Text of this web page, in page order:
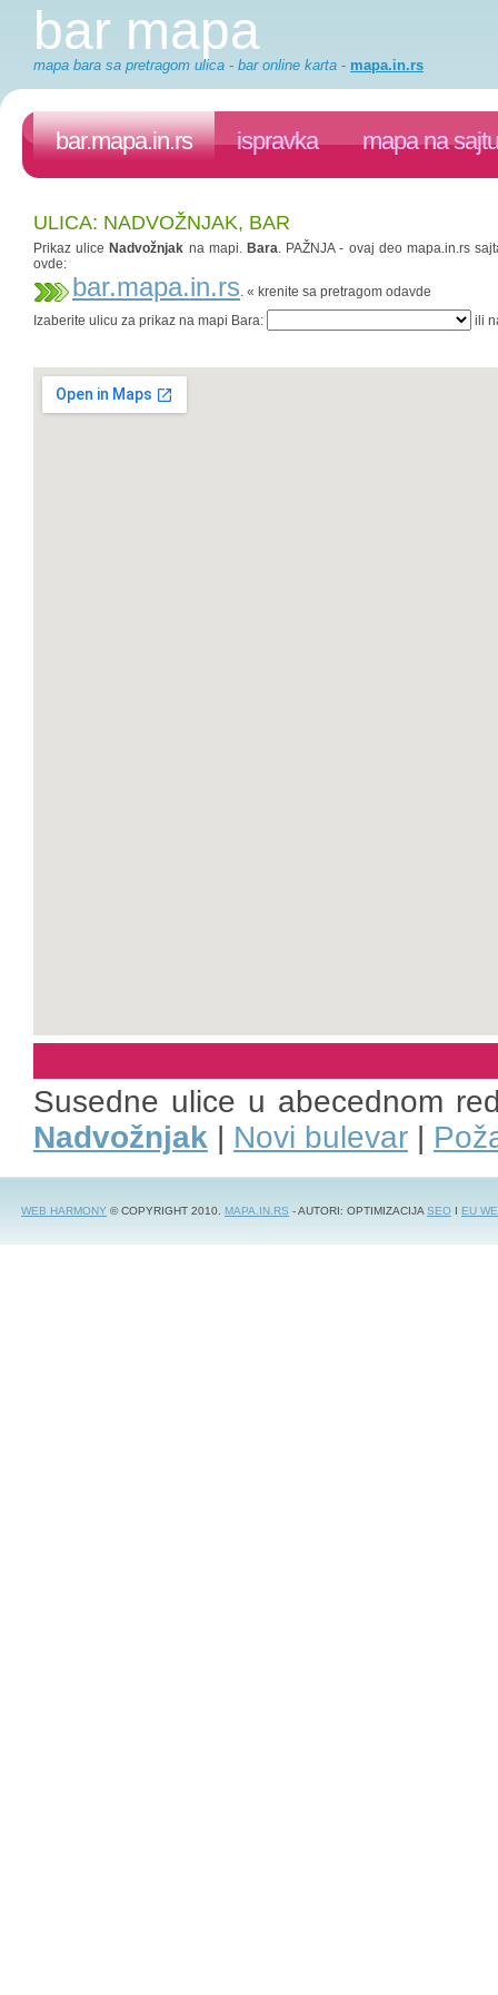
bar mapa
mapa bara sa pretragom ulica - bar online karta - mapa.in.rs
bar.mapa.in.rs ispravka mapa na sajtu
ULICA: NADVOŽNJAK, BAR
Prikaz ulice Nadvožnjak na mapi. Bara. PAŽNJA - ovaj deo mapa.in.rs
ovde:
bar.mapa.in.rs. « krenite sa pretragom odavde
Izaberite ulicu za prikaz na mapi Bara:
ili
Susedne ulice u abecednom
Nadvožnjak | Novi bulevar |
WEB HARMONY © COPYRIGHT 2010. MAPA.IN.RS - AUTORI: OPTIMIZACIJASEO I EU